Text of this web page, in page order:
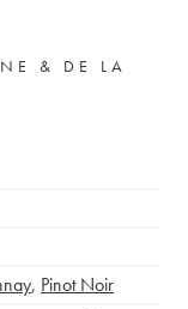
& DE LA
, Pinot Noir